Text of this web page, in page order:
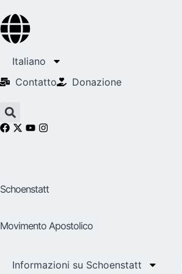
Italiano
Contatto
Donazione
Schoenstatt
Movimento Apostolico
Informazioni su Schoenstatt